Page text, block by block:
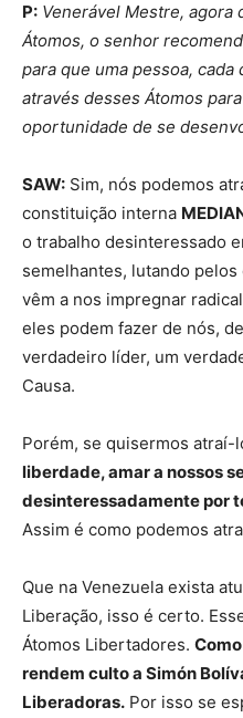
P: Venerável Mestre, agora
Átomos, o senhor
para que uma pessoa,
através desses Átomos
oportunidade de se
SAW: Sim, nós podemos
constituição interna
o trabalho desinteressado
semelhantes, lutando
vêm a nos impregnar
eles podem fazer de nós,
verdadeiro líder, um
Causa.
Porém, se quisermos atraí-
liberdade, amar a nossos
desinteressadamente por
Assim é como podemos
Que na Venezuela exista
Liberação, isso é certo.
Átomos Libertadores.
rendem culto a Simón
Liberadoras. Por isso se